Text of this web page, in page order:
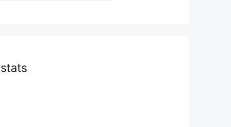
stats